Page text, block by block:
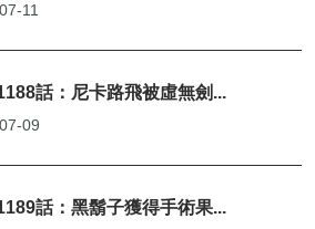
11
話：尼卡路飛被虛無劍...
09
話：黑鬍子獲得手術果...